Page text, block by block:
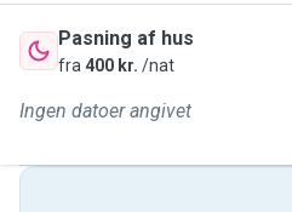
Pasning af hus
fra 400 kr. /nat
Ingen datoer angivet